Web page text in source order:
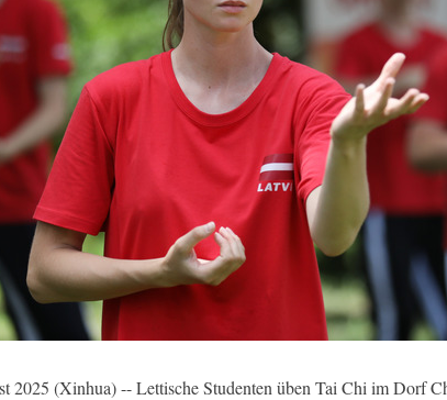
2025 (Xinhua) -- Lettische Studenten üben Tai Chi im Dorf